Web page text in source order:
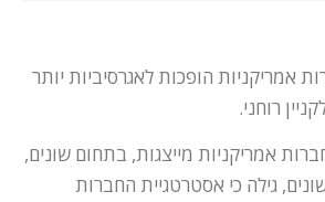
אמריקניות הופכות לאגרסיביות יותר
רוחני.
אשר בדק 10 חברות אמריקניות מייצגות, בתחום שונים,
גילה כי אסטרטגיית החברות